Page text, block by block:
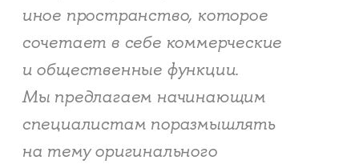
иное пространство, которое
сочетает в себе коммерческие
и общественные функции.
Мы предлагаем начинающим
специалистам поразмышлять
на тему оригинального